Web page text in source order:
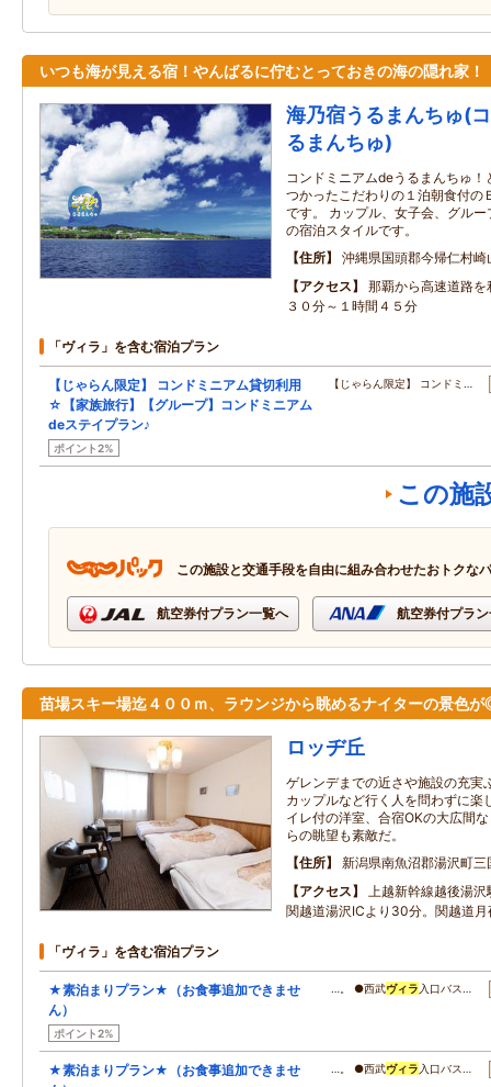
いつも海が見える宿！やんばるに佇むとっておきの海の隠れ家！
海乃宿うるまんちゅ(
るまんちゅ)
コンドミニアムdeうるまんちゅ
つかったこだわりの１泊朝食付
です。 カップル、女子会、グル
の宿泊スタイルです。
住所
沖縄県国頭郡今帰仁村崎
アクセス
那覇から高速道路
３０分～１時間４５分
「ヴィラ」を含む宿泊プラン
【じゃらん限定】 コンドミニアム貸切利用
☆【家族旅行】【グループ】コンドミニアム
deステイプラン♪
ポイント2%
【じゃらん限定】 コンドミ…
この施
この施設と交通手段を自由に組み合わせたおトクな
航空券付プラン一覧へ 航空券付プラ
苗場スキー場迄４００ｍ、ラウンジから眺めるナイターの景色
ロッヂ丘
ゲレンデまでの近さや施設の充実
カップルなど行く人を問わずに楽
イレ付の洋室、合宿OKの大広間
らの眺望も素敵だ。
住所
新潟県南魚沼郡湯沢町三
アクセス
上越新幹線越後湯
関越道湯沢ICより30分。関越道
「ヴィラ」を含む宿泊プラン
★素泊まりプラン★（お食事追加できませ
ん）
ポイント2%
…。 ●西武ヴィラ 入口バス…
★素泊まりプラン★（お食事追加できませ
…。 ●西武ヴィラ 入口バス…